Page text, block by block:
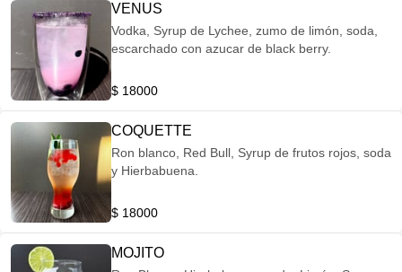
VENUS
Vodka, Syrup de Lychee, zumo de limón, soda,
escarchado con azucar de black berry.
$ 18000
COQUETTE
Ron blanco, Red Bull, Syrup de frutos rojos, soda
y Hierbabuena.
$ 18000
MOJITO